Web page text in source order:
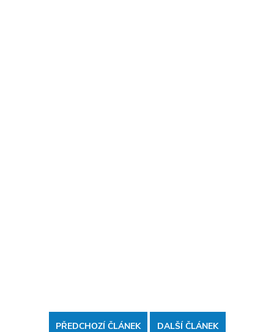
PŘEDCHOZÍ ČLÁNEK DALŠÍ ČLÁNEK